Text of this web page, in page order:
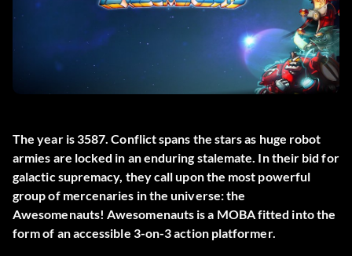
The year is 3587. Conflict spans the stars as huge robot
armies are locked in an enduring stalemate. In their bid for
galactic supremacy, they call upon the most powerful
group of mercenaries in the universe: the
Awesomenauts! Awesomenauts is a MOBA fitted into the
form of an accessible 3-on-3 action platformer.